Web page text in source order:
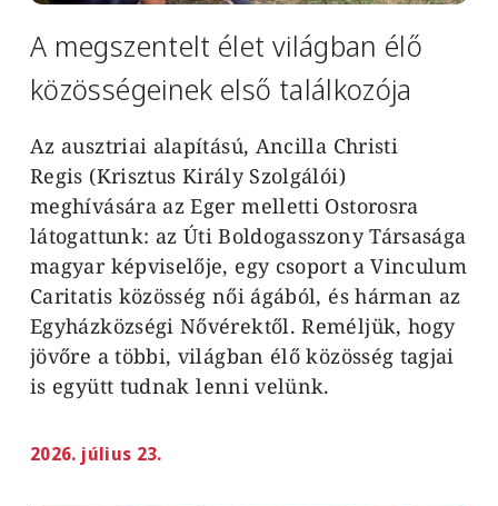
A megszentelt élet világban élő
közösségeinek első találkozója
Az ausztriai alapítású, Ancilla Christi
Regis (Krisztus Király Szolgálói)
meghívására az Eger melletti Ostorosra
látogattunk: az Úti Boldogasszony Társasága
magyar képviselője, egy csoport a Vinculum
Caritatis közösség női ágából, és hárman az
Egyházközségi Nővérektől. Reméljük, hogy
jövőre a többi, világban élő közösség tagjai
is együtt tudnak lenni velünk.
2026. július 23.